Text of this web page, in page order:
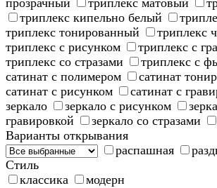
прозрачный
триплекс матовый
триплекс кипельно белый
триплекс тонированный
триплекс
триплекс с рисунком
триплекс с
триплекс со стразами
триплекс с
сатинат с полимером
сатинат
сатинат с рисунком
сатинат с
зеркало
зеркало с рисунком
гравировкой
зеркало со стразами
Варианты открывания
распашная
Стиль
классика
модерн